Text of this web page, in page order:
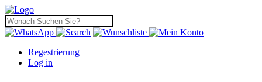
Regestrierung
Log in